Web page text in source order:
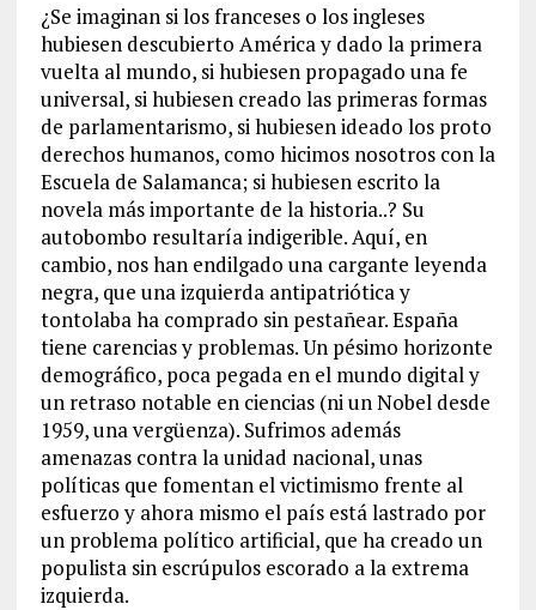
¿Se imaginan si los franceses o los ingleses
hubiesen descubierto América y dado la primera
vuelta al mundo, si hubiesen propagado una fe
universal, si hubiesen creado las primeras formas
de parlamentarismo, si hubiesen ideado los proto
derechos humanos, como hicimos nosotros con la
Escuela de Salamanca; si hubiesen escrito la
novela más importante de la historia..? Su
autobombo resultaría indigerible. Aquí, en
cambio, nos han endilgado una cargante leyenda
negra, que una izquierda antipatriótica y
tontolaba ha comprado sin pestañear. España
tiene carencias y problemas. Un pésimo horizonte
demográfico, poca pegada en el mundo digital y
un retraso notable en ciencias (ni un Nobel desde
1959, una vergüenza). Sufrimos además
amenazas contra la unidad nacional, unas
políticas que fomentan el victimismo frente al
esfuerzo y ahora mismo el país está lastrado por
un problema político artificial, que ha creado un
populista sin escrúpulos escorado a la extrema
izquierda.